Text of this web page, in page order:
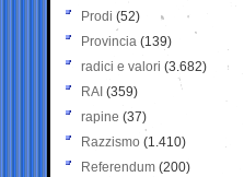
Prodi (52)
Provincia (139)
radici e valori (3.682)
RAI (359)
rapine (37)
Razzismo (1.410)
Referendum (200)